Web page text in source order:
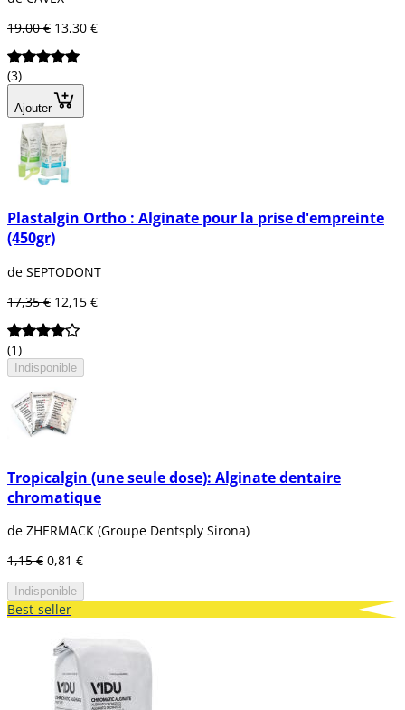
19,00 € 13,30 €
(3)
Ajouter
Plastalgin Ortho : Alginate pour la prise d'empreinte
(450gr)
de SEPTODONT
17,35 € 12,15 €
(1)
Indisponible
Tropicalgin (une seule dose): Alginate dentaire
chromatique
de ZHERMACK (Groupe Dentsply Sirona)
1,15 € 0,81 €
Indisponible
Best-seller